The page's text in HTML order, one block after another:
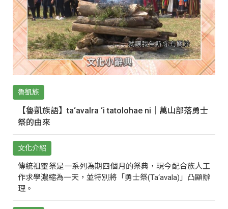
魯凱族
【魯凱族語】ta‘avalra ‘i tatolohae ni｜萬山部落勇士
祭的由來
文化介紹
傳統祖靈祭是一系列為期四個月的祭典，現今配合族人工
作求學濃縮為一天，並特別將「勇士祭(Ta‘avala)」凸顯辦
理。